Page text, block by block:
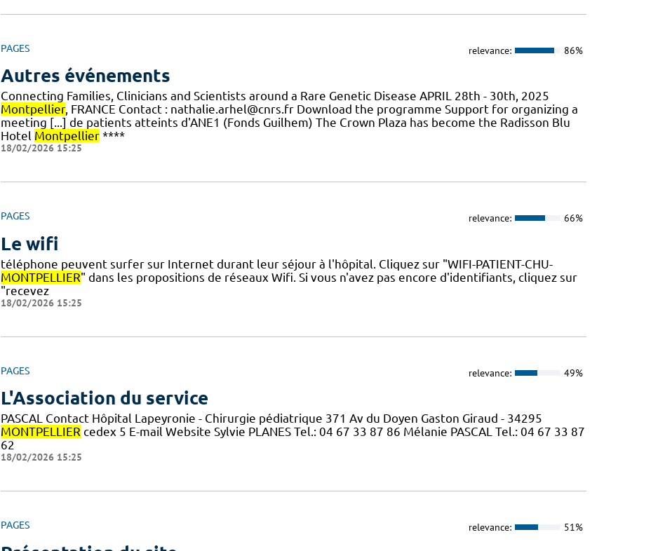
PAGES relevance: 86%
Autres événements
Connecting Families, Clinicians and Scientists around a Rare Genetic Disease APRIL 28th - 30th, 2025
Montpellier, FRANCE Contact : nathalie.arhel@cnrs.fr Download the programme Support for organizing a
meeting [...] de patients atteints d'ANE1 (Fonds Guilhem) The Crown Plaza has become the Radisson Blu
Hotel Montpellier****
18/02/2026 15:25
PAGES relevance: 66%
Le wifi
téléphone peuvent surfer sur Internet durant leur séjour à l'hôpital. Cliquez sur "WIFI-PATIENT-CHU-
MONTPELLIER" dans les propositions de réseaux Wifi. Si vous n'avez pas encore d'identifiants, cliquez sur
"recevez
18/02/2026 15:25
PAGES relevance: 49%
L'Association du service
PASCAL Contact Hôpital Lapeyronie - Chirurgie pédiatrique 371 Av du Doyen Gaston Giraud - 34295
MONTPELLIER cedex 5 E-mail Website Sylvie PLANES Tel.: 04 67 33 87 86 Mélanie PASCAL Tel.: 04 67 33 87
62
18/02/2026 15:25
PAGES relevance: 51%